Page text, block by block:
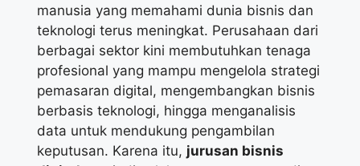
manusia yang memahami dunia bisnis dan
teknologi terus meningkat. Perusahaan dari
berbagai sektor kini membutuhkan tenaga
profesional yang mampu mengelola strategi
pemasaran digital, mengembangkan bisnis
berbasis teknologi, hingga menganalisis
data untuk mendukung pengambilan
keputusan. Karena itu, jurusan bisnis